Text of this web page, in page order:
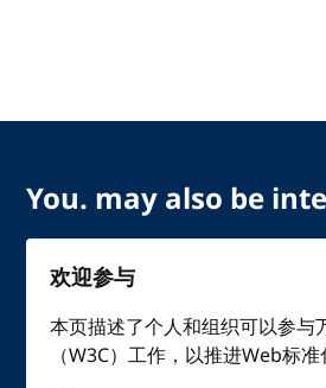
You. may also be
欢迎参与
本页描述了个人和组织可以参与
（W3C）工作，以推进Web标准